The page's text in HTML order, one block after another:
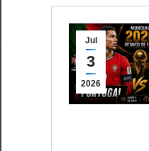
Jul
3
2026